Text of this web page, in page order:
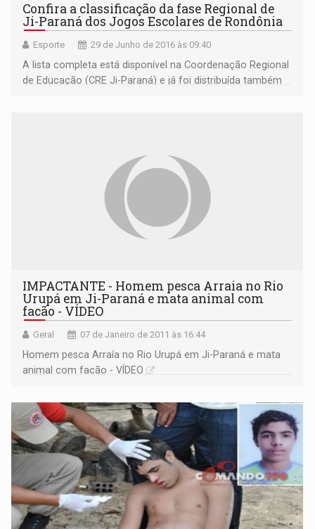
Confira a classificação da fase Regional de
Ji-Paraná dos Jogos Escolares de Rondônia
Esporte 29 de Junho de 2016 às 09:40
A lista completa está disponível na Coordenação Regional
de Educação (CRE Ji-Paraná) e já foi distribuída também
IMPACTANTE - Homem pesca Arraia no Rio
Urupá em Ji-Paraná e mata animal com
facão - VÍDEO
Geral 07 de Janeiro de 2011 às 16:44
Homem pesca Arraía no Rio Urupá em Ji-Paraná e mata
animal com facão - VÍDEO